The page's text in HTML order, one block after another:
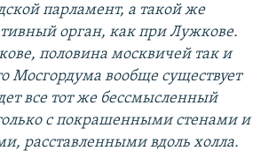
парламент, а такой же
орган, как при Лужкове.
половина москвичей так и
Мосгордума вообще существует
все тот же бессмысленный
с покрашенными стенами и
расставленными вдоль холла.